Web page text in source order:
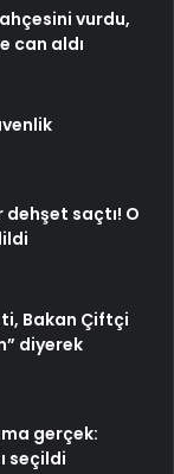
vurdu,
can aldı
saçtı! O
Bakan Çiftçi
diyerek
gerçek:
seçildi